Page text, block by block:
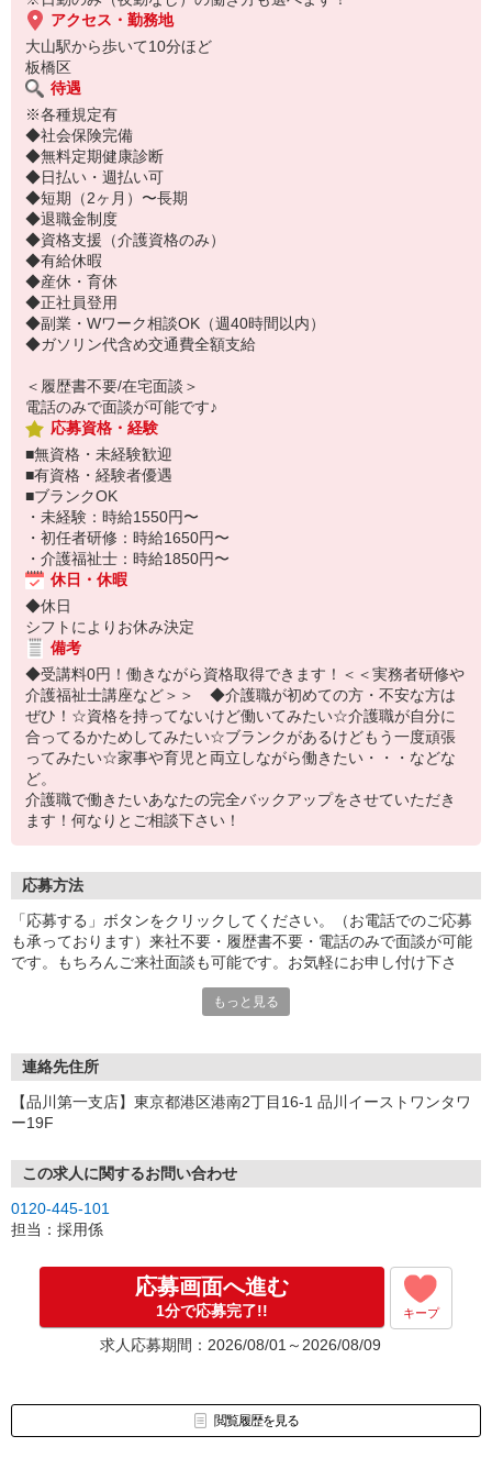
アクセス・勤務地
大山駅から歩いて10分ほど
板橋区
待遇
※各種規定有
◆社会保険完備
◆無料定期健康診断
◆日払い・週払い可
◆短期（2ヶ月）〜長期
◆退職金制度
◆資格支援（介護資格のみ）
◆有給休暇
◆産休・育休
◆正社員登用
◆副業・Wワーク相談OK（週40時間以内）
◆ガソリン代含め交通費全額支給
＜履歴書不要/在宅面談＞
電話のみで面談が可能です♪
応募資格・経験
■無資格・未経験歓迎
■有資格・経験者優遇
■ブランクOK
・未経験：時給1550円〜
・初任者研修：時給1650円〜
・介護福祉士：時給1850円〜
休日・休暇
◆休日
シフトによりお休み決定
備考
◆受講料0円！働きながら資格取得できます！＜＜実務者研修や
介護福祉士講座など＞＞ ◆介護職が初めての方・不安な方は
ぜひ！☆資格を持ってないけど働いてみたい☆介護職が自分に
合ってるかためしてみたい☆ブランクがあるけどもう一度頑張
ってみたい☆家事や育児と両立しながら働きたい・・・などな
ど。
介護職で働きたいあなたの完全バックアップをさせていただき
ます！何なりとご相談下さい！
応募方法
「応募する」ボタンをクリックしてください。（お電話でのご応募
も承っております）来社不要・履歴書不要・電話のみで面談が可能
です。もちろんご来社面談も可能です。お気軽にお申し付け下さ
もっと見る
連絡先住所
【品川第一支店】東京都港区港南2丁目16-1 品川イーストワンタワ
ー19F
この求人に関するお問い合わせ
0120-445-101
担当：採用係
応募画面へ進む
1分で応募完了!! キープ
求人応募期間：2026/08/01～2026/08/09
閲覧履歴を見る